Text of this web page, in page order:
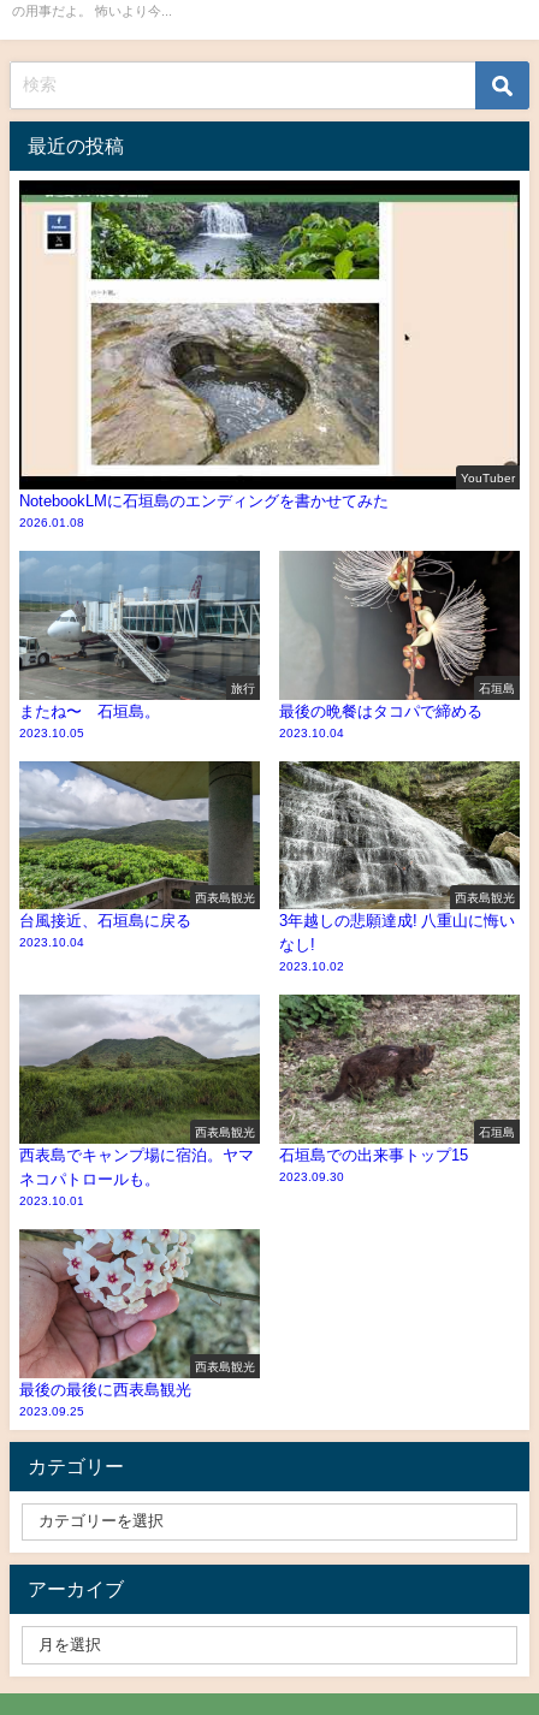
の用事だよ。 怖いより今...
最近の投稿
YouTuber
NotebookLMに石垣島のエンディングを書かせてみた
2026.01.08
旅行
またね〜 石垣島。
2023.10.05
石垣島
最後の晩餐はタコパで締める
2023.10.04
西表島観光
台風接近、石垣島に戻る
2023.10.04
西表島観光
3年越しの悲願達成! 八重山に悔い
なし!
2023.10.02
西表島観光
西表島でキャンプ場に宿泊。ヤマ
ネコパトロールも。
2023.10.01
石垣島
石垣島での出来事トップ15
2023.09.30
西表島観光
最後の最後に西表島観光
2023.09.25
カテゴリー
アーカイブ